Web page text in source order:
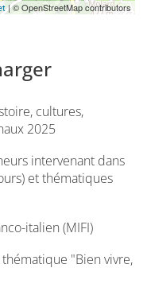
| © OpenStreetMap contributors
cultures,
2025
intervenant dans
et thématiques
italien (MIFI)
"Bien vivre,